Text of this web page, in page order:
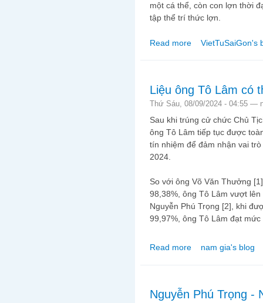
một cá thể, còn con lợn thời
tập thể trí thức lợn.
Read more about Trí thức lợn
VietTuSaiGon's
Liệu ông Tô Lâm có
Thứ Sáu, 08/09/2024 - 04:55 —
Sau khi trúng cử chức Chủ
ông Tô Lâm tiếp tục được
tín nhiệm để đảm nhận vai
2024.
So với ông Võ Văn Thưởng
98,38%, ông Tô Lâm vượt
Nguyễn Phú Trọng [2], khi
99,97%, ông Tô Lâm đạt mức
Read more about Liệu ông Tô
nam gia's blog
Nguyễn Phú Trọng -